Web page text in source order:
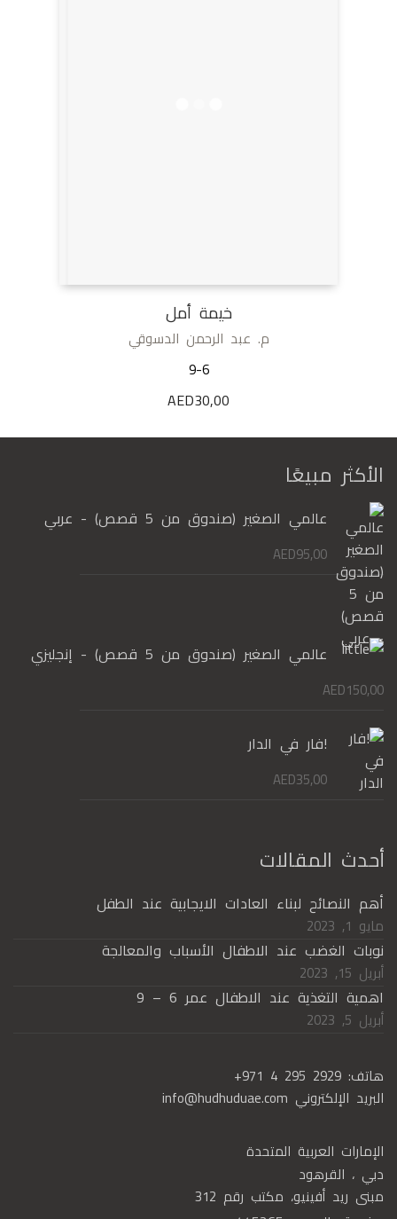
خيمة أمل
م. عبد الرحمن الدسوقي
9-6
AED30,00
الأكثر مبيعًا
عالمي الصغير (صندوق من 5 قصص) - عربي
AED95,00
عالمي الصغير (صندوق من 5 قصص) - إنجليزي
AED150,00
!فار في الدار
AED35,00
أحدث المقالات
أهم النصائح لبناء العادات الايجابية عند الطفل
مايو 1, 2023
نوبات الغضب عند الاطفال الأسباب والمعالجة
أبريل 15, 2023
اهمية التغذية عند الاطفال عمر 6 – 9
أبريل 5, 2023
هاتف: +971 4 295 2929
البريد الإلكتروني info@hudhuduae.com
الإمارات العربية المتحدة
دبي ، القرهود
مبنى ريد أفينيو، مكتب رقم 312